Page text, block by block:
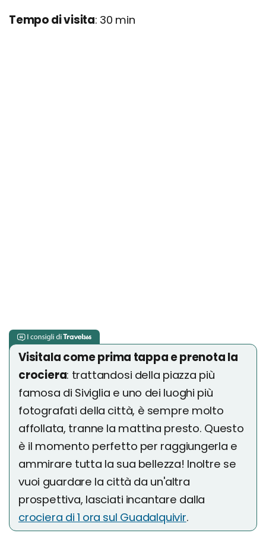
Tempo di visita: 30 min
Visitala come prima tappa e prenota la
crociera: trattandosi della piazza più
famosa di Siviglia e uno dei luoghi più
fotografati della città, è sempre molto
affollata, tranne la mattina presto. Questo
è il momento perfetto per raggiungerla e
ammirare tutta la sua bellezza! Inoltre se
vuoi guardare la città da un'altra
prospettiva, lasciati incantare dalla
crociera di 1 ora sul Guadalquivir.